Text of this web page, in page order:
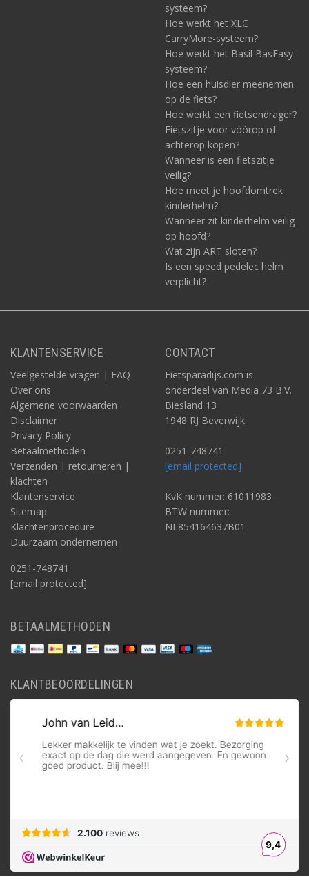
systeem?
Hoe werkt het XLC
CarryMore-systeem?
Hoe werkt het Basil BasEasy-
systeem?
Hoe een huisdier meenemen
op de fiets?
Hoe werkt een fietsendrager?
Fietszitje voor vóórop of
achterop kopen?
Wanneer is een fietszitje
veilig?
Hoe meet je hoofdomtrek
kinderhelm?
Wanneer zit kinderhelm veilig
op hoofd?
Wat zijn ART sloten?
Is een speed pedelec helm
verplicht?
KLANTENSERVICE
Veelgestelde vragen | FAQ
Over ons
Algemene voorwaarden
Disclaimer
Privacy Policy
Betaalmethoden
Verzenden | retourneren |
klachten
Klantenservice
Sitemap
Klachtenprocedure
Duurzaam ondernemen
0251-748741
[email protected]
CONTACT
Fietsparadijs.com is
onderdeel van Media 73 B.V.
Biesland 13
1948 RJ Beverwijk
0251-748741
[email protected]
KvK nummer: 61011983
BTW nummer:
NL854164637B01
BETAALMETHODEN
KLANTBEOORDELINGEN